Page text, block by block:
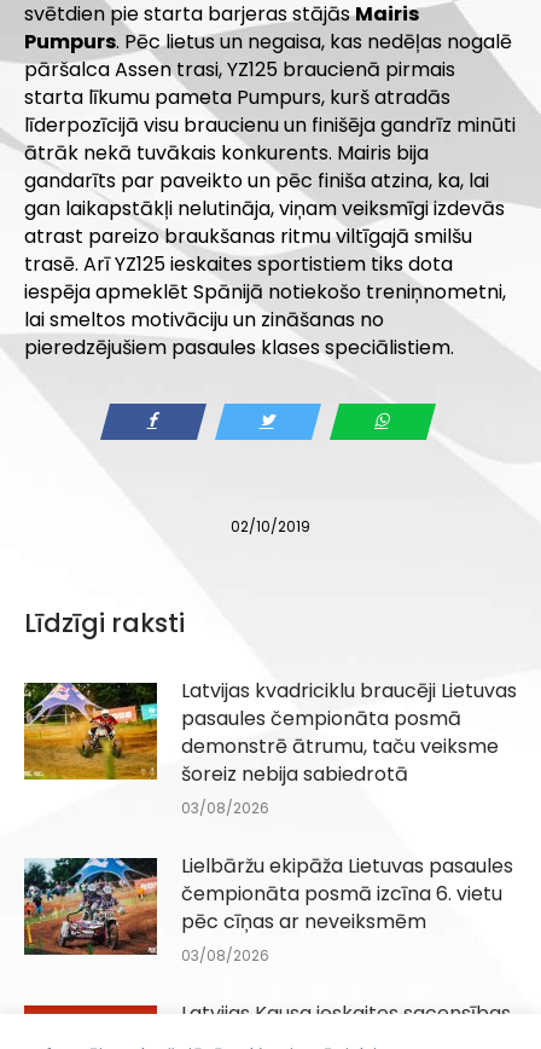
svētdien pie starta barjeras stājāsMairis
Pumpurs. Pēc lietus un negaisa, kas nedēļas nogalē
pāršalca Assen trasi, YZ125 braucienā pirmais
starta līkumu pameta Pumpurs, kurš atradās
līderpozīcijā visu braucienu un finišēja gandrīz minūti
ātrāk nekā tuvākais konkurents. Mairis bija
gandarīts par paveikto un pēc finiša atzina, ka, lai
gan laikapstākļi nelutināja, viņam veiksmīgi izdevās
atrast pareizo braukšanas ritmu viltīgajā smilšu
trasē. Arī YZ125 ieskaites sportistiem tiks dota
iespēja apmeklēt Spānijā notiekošo treniņnometni,
lai smeltos motivāciju un zināšanas no
pieredzējušiem pasaules klases speciālistiem.
02/10/2019
Līdzīgi raksti
Latvijas kvadriciklu braucēji Lietuvas
pasaules čempionāta posmā
demonstrē ātrumu, taču veiksme
šoreiz nebija sabiedrotā
03/08/2026
Lielbāržu ekipāža Lietuvas pasaules
čempionāta posmā izcīna 6. vietu
pēc cīņas ar neveiksmēm
03/08/2026
Latvijas Kausa ieskaites sacensības
Q100, QJuniori un QIesācēji klasēm